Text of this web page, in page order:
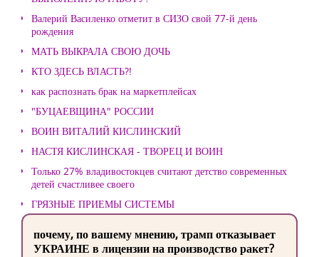
Валерий Василенко отметит в СИЗО свой 77-й день
рождения
МАТЬ ВЫКРАЛА СВОЮ ДОЧЬ
КТО ЗДЕСЬ ВЛАСТЬ?!
как распознать брак на маркетплейсах
"БУЦАЕВЩИНА" РОССИИ
ВОИН ВИТАЛИЙ КИСЛИНСКИЙ
НАСТЯ КИСЛИНСКАЯ - ТВОРЕЦ И ВОИН
Только 27% владивостокцев считают детство современных
детей счастливее своего
ГРЯЗНЫЕ ПРИЕМЫ СИСТЕМЫ
почему, по вашему мнению, трамп отказывает
УКРАИНЕ в лицензии на производство ракет?